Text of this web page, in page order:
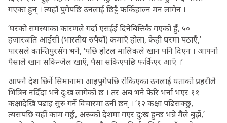
गएका हुन् । त्यहाँ पुगेपछि उनलाई छिट्टै फर्किहाल्न मन लागेन ।
‘घरको समस्याका कारणले गर्दा एसईई दिनेबित्तिकै गएको हुँ, ५०
हजारजति आईसी (भारतीय रुपैयाँ) कमाएँ होला, केही घरमा पठाएँ,’
पारसले कान्तिपुरसँग भने, ‘पछि होटल मालिकले खान पनि दिएन । आफ्नो
पैसाले खान सकिन्जेल खाएँ, पैसा सकिएपछि फर्किएर आएँ ।’
आफ्नै देश छिर्ने सिमानामा आइपुगेपछि रोकिएका उनलाई यताको प्रहरीले
भित्रिन नदिँदा भने दु:ख लागेको छ । तर अब भने फेरि भर्ना भएर ११
कक्षादेखि पढाइ सुरु गर्ने विचारमा उनी छन् । ‘१२ कक्षा पढिसक्छु,
त्यसपछि यहीं काम गर्छु, अरूको देशमा गएर दु:ख हुन्छ भन्ने मैले बुझें,’